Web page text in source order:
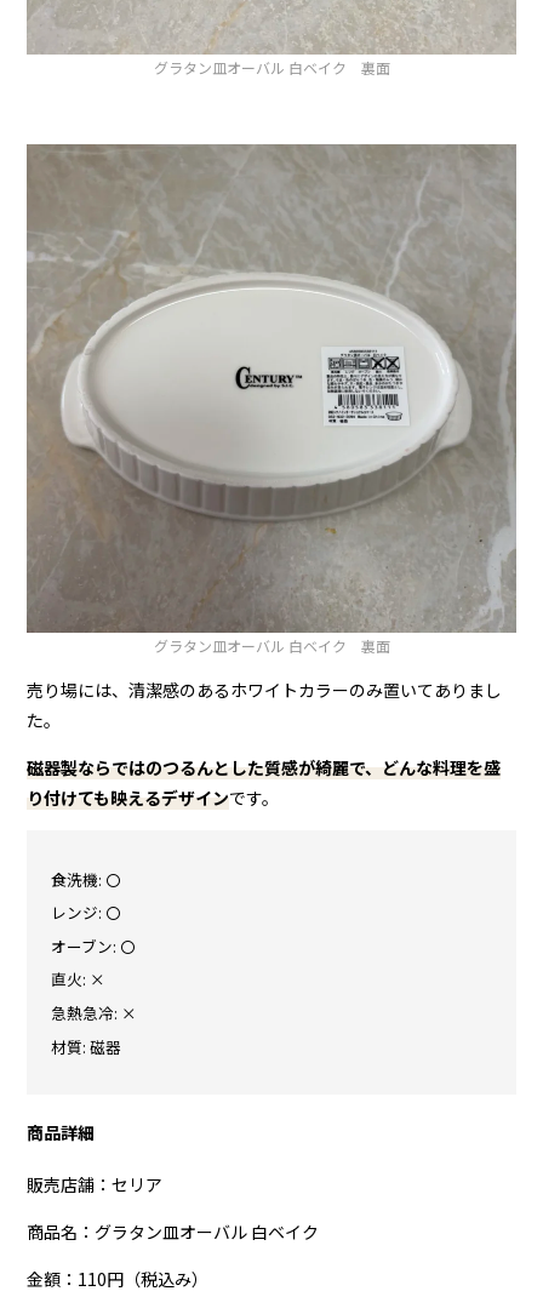
グラタン皿オーバル 白ベイク 裏面
グラタン皿オーバル 白ベイク 裏面
売り場には、清潔感のあるホワイトカラーのみ置いてありまし
た。
磁器製ならではのつるんとした質感が綺麗で、どんな料理を盛
り付けても映えるデザインです。
食洗機: 〇
レンジ: 〇
オーブン: 〇
直火: ×
急熱急冷: ×
材質: 磁器
商品詳細
販売店舗：セリア
商品名：グラタン皿オーバル 白ベイク
金額：110円（税込み）